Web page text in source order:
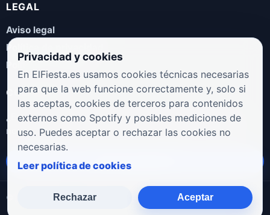
LEGAL
Aviso legal
Política de privacidad
Política de cookies
COLABORA
¿Eres artista, manager, sello o promotor? Envíanos tus
novedades, galas, entrevistas o propuestas musicales.
Enviar propuesta
© 2026 ElFiesta.es Noticias · Galas · Entrevistas · Música
Privacidad y cookies
En ElFiesta.es usamos cookies técnicas necesarias
para que la web funcione correctamente y, solo si
las aceptas, cookies de terceros para contenidos
externos como Spotify y posibles mediciones de
uso. Puedes aceptar o rechazar las cookies no
necesarias.
Leer política de cookies
Rechazar Aceptar